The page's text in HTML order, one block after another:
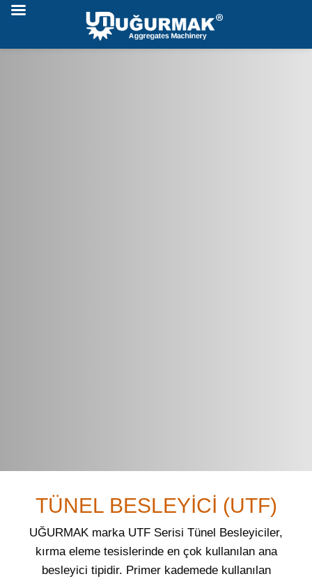
TÜNEL BESLEYİCİ (UTF)
UĞURMAK marka UTF Serisi Tünel Besleyiciler,
kırma eleme tesislerinde en çok kullanılan ana
besleyici tipidir. Primer kademede kullanılan